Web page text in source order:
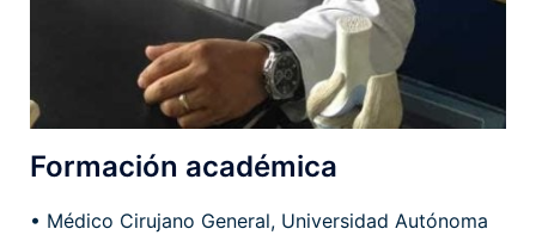
Formación académica
• Médico Cirujano General, Universidad Autónoma